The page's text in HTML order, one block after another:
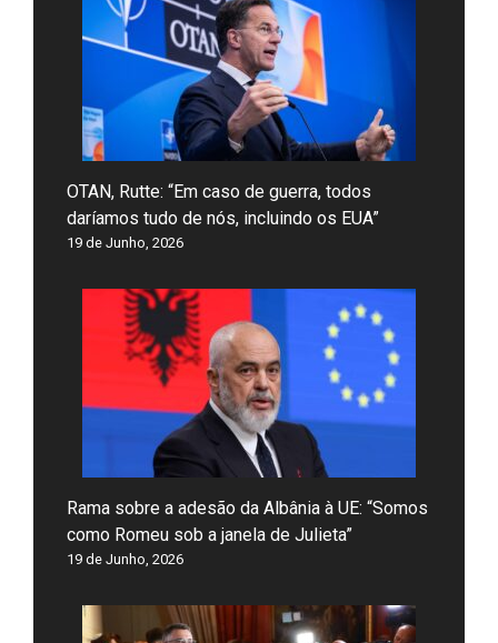
OTAN, Rutte: “Em caso de guerra, todos
daríamos tudo de nós, incluindo os EUA”
19 de Junho, 2026
Rama sobre a adesão da Albânia à UE: “Somos
como Romeu sob a janela de Julieta”
19 de Junho, 2026